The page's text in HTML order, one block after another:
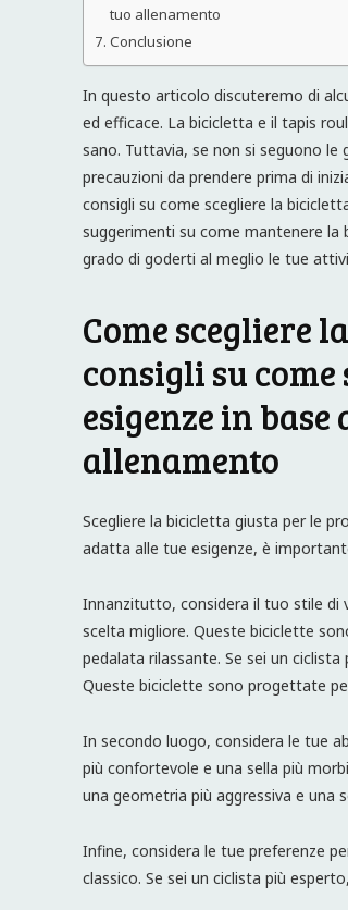
tuo allenamento
Conclusione
In questo articolo discuteremo di
ed efficace. La bicicletta e il tapis
sano. Tuttavia, se non si seguono
precauzioni da prendere prima di
consigli su come scegliere la
suggerimenti su come mantenere la
grado di goderti al meglio le tue
Come scegliere
consigli su
esigenze in
allenamento
Scegliere la bicicletta giusta per le
adatta alle tue esigenze, è
Innanzitutto, considera il tuo stile di
scelta migliore. Queste biciclette
pedalata rilassante. Se sei un
Queste biciclette sono progettate
In secondo luogo, considera le tue
più confortevole e una sella più
una geometria più aggressiva e una
Infine, considera le tue preferenze
classico. Se sei un ciclista più